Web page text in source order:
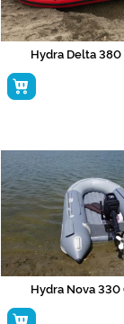
Hydra Delta
Hydra Nova